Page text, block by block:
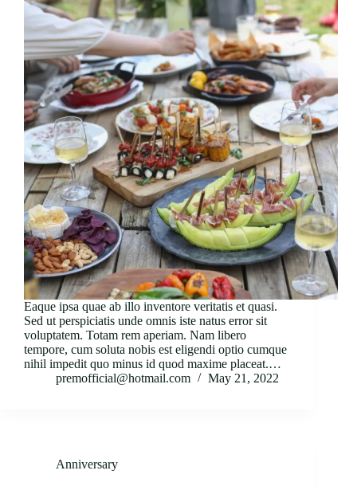
Eaque ipsa quae ab illo inventore veritatis et quasi.
Sed ut perspiciatis unde omnis iste natus error sit
voluptatem. Totam rem aperiam. Nam libero
tempore, cum soluta nobis est eligendi optio cumque
nihil impedit quo minus id quod maxime placeat.…
premofficial@hotmail.com
May 21, 2022
Anniversary